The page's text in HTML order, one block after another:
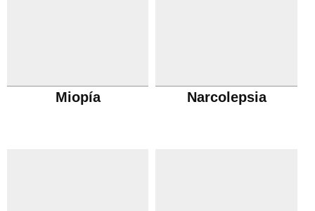
Miopía Narcolepsia